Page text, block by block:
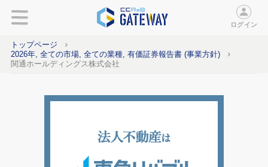
ログイン
トップページ
2026年, 全ての市場, 全ての業種, 有価証券報告書 (事業方針)
関通ホールディングス株式会社